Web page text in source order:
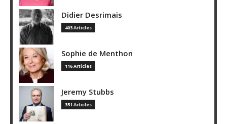
Didier Desrimais
403 Articles
Sophie de Menthon
116 Articles
Jeremy Stubbs
351 Articles